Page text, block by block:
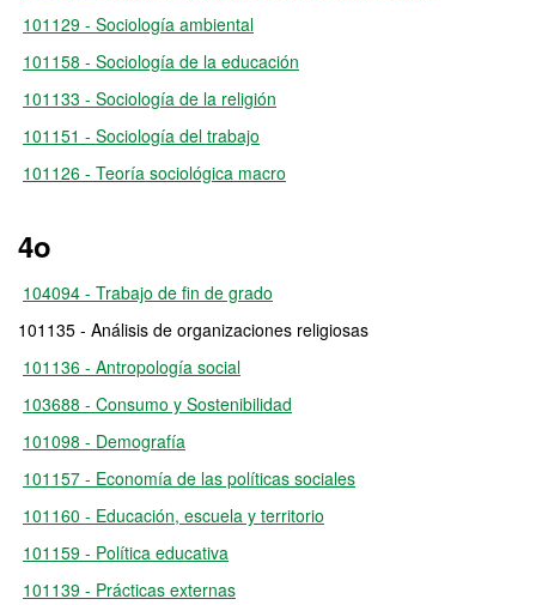
101129 - Sociología ambiental
101158 - Sociología de la educación
101133 - Sociología de la religión
101151 - Sociología del trabajo
101126 - Teoría sociológica macro
4o
104094 - Trabajo de fin de grado
101135 - Análisis de organizaciones religiosas
101136 - Antropología social
103688 - Consumo y Sostenibilidad
101098 - Demografía
101157 - Economía de las políticas sociales
101160 - Educación, escuela y territorio
101159 - Política educativa
101139 - Prácticas externas